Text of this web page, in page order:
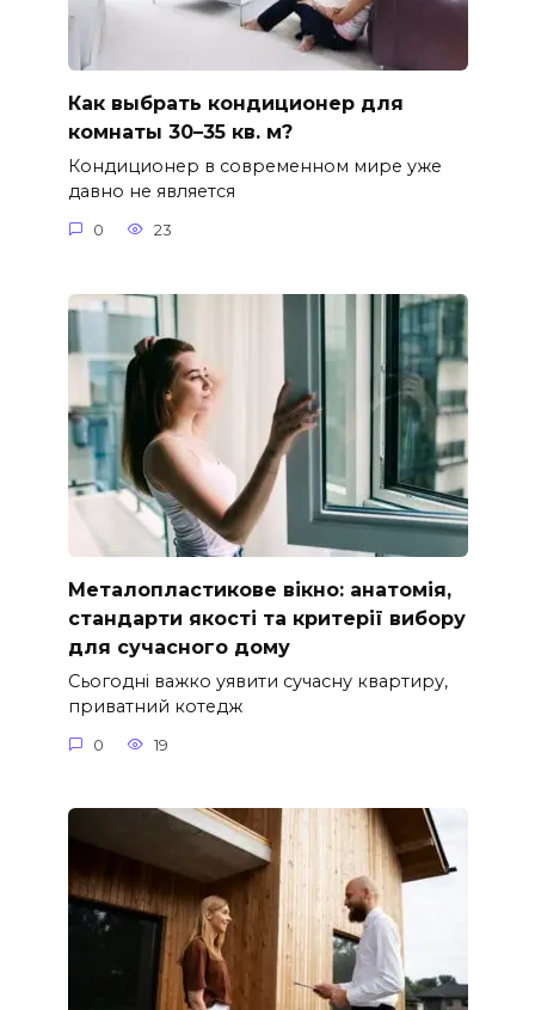
Как выбрать кондиционер для
комнаты 30–35 кв. м?
Кондиционер в современном мире уже
давно не является
0 23
Металопластикове вікно: анатомія,
стандарти якості та критерії вибору
для сучасного дому
Сьогодні важко уявити сучасну квартиру,
приватний котедж
0 19